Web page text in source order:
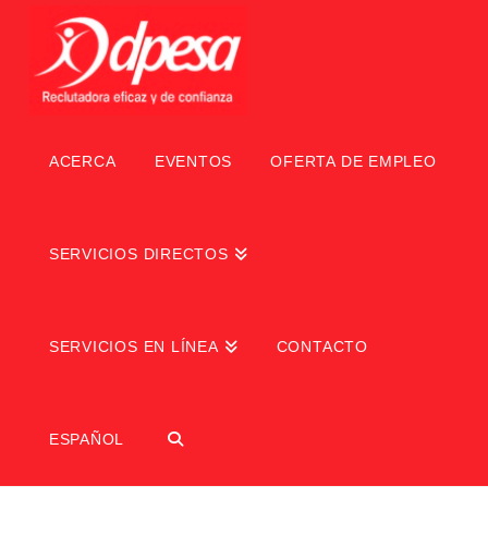
ACERCA EVENTOS OFERTA DE EMPLEO
SERVICIOS DIRECTOS
SERVICIOS EN LÍNEA CONTACTO
ESPAÑOL